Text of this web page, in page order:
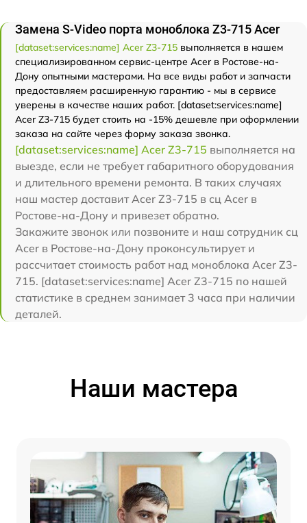
Замена S-Video порта моноблока Z3-715 Acer
[dataset:services:name] Acer Z3-715 выполняется в нашем
специализированном сервис-центре Acer в Ростове-на-
Дону опытными мастерами. На все виды работ и запчасти
предоставляем расширенную гарантию - мы в сервисе
уверены в качестве наших работ. [dataset:services:name]
Acer Z3-715 будет стоить на -15% дешевле при оформлении
заказа на сайте через форму заказа звонка.
[dataset:services:name] Acer Z3-715 выполняется на
выезде, если не требует габаритного оборудования
и длительного времени ремонта. В таких случаях
наш мастер доставит Acer Z3-715 в сц Acer в
Ростове-на-Дону и привезет обратно.
Закажите звонок или позвоните и наш сотрудник сц
Acer в Ростове-на-Дону проконсультирует и
рассчитает стоимость работ над моноблока Acer Z3-
715. [dataset:services:name] Acer Z3-715 по нашей
статистике в среднем занимает 3 часа при наличии
деталей.
Наши мастера